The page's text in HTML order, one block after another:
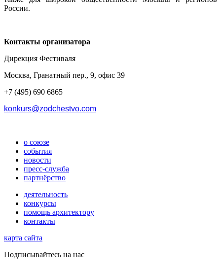
России.
Контакты организатора
Дирекция Фестиваля
Москва, Гранатный пер., 9, офис 39
+7 (495) 690 6865
konkurs@zodchestvo.com
о союзе
события
новости
пресс-служба
партнёрство
деятельность
конкурсы
помощь архитектору
контакты
карта сайта
Подписывайтесь на нас